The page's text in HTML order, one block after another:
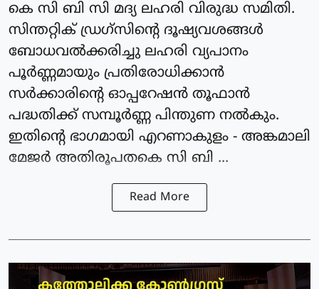
കെ സി ബി സി മദ്യ ലഹരി വിരുദ്ധ സമിതി.
സിന്തറ്റിക് ഡ്രഗ്സിൻ്റെ ദൂഷ്യവശങ്ങൾ
ബോധവൽക്കരിച്ചു ലഹരി വ്യപാനം
പൂർണ്ണമായും പ്രതിരോധിക്കാൻ
സർക്കാരിൻ്റെ ഓപ്പറേഷൻ തൂഫാൻ
പദ്ധതിക്ക് സമ്പൂർണ്ണ പിന്തുണ നൽകും.
ഇതിൻ്റെ ഭാഗമായി എറണാകുളം - അങ്കമാലി
മേജർ അതിരൂപതകെ സി ബി ...
Read More